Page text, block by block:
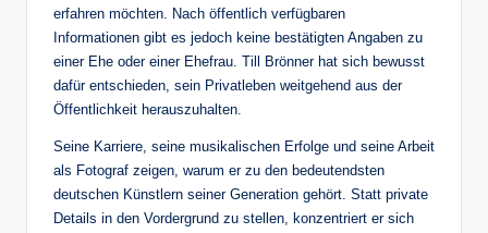
erfahren möchten. Nach öffentlich verfügbaren
Informationen gibt es jedoch keine bestätigten Angaben zu
einer Ehe oder einer Ehefrau. Till Brönner hat sich bewusst
dafür entschieden, sein Privatleben weitgehend aus der
Öffentlichkeit herauszuhalten.
Seine Karriere, seine musikalischen Erfolge und seine Arbeit
als Fotograf zeigen, warum er zu den bedeutendsten
deutschen Künstlern seiner Generation gehört. Statt private
Details in den Vordergrund zu stellen, konzentriert er sich